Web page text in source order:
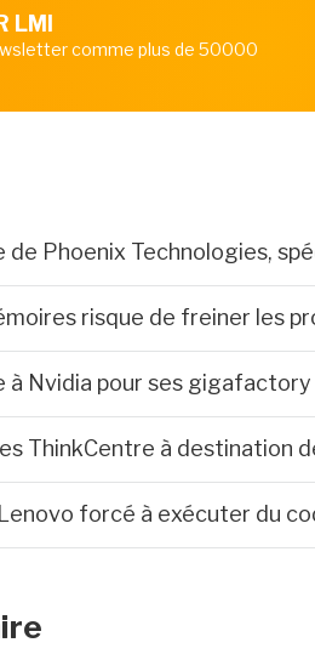
LMI
comme plus de 50000
de Phoenix Technologies,
risque de freiner les
à Nvidia pour ses gigafactory
ThinkCentre à destination
forcé à exécuter du